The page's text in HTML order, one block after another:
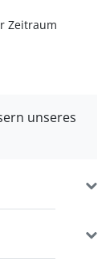
Zeitraum
unseres